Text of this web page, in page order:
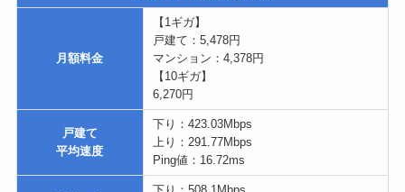
月額料金
【1ギガ】
戸建て：5,478円
マンション：4,378円
【10ギガ】
6,270円
戸建て
平均速度
下り：423.03Mbps
上り：291.77Mbps
Ping値：16.72ms